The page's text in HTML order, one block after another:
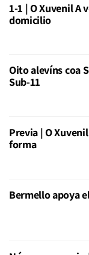
1-1 | O Xuvenil A
domicilio
Oito alevíns coa
Sub-11
Previa | O
forma
Bermello apoya